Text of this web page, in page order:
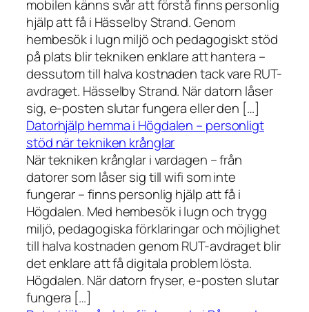
mobilen känns svår att förstå finns personlig
hjälp att få i Hässelby Strand. Genom
hembesök i lugn miljö och pedagogiskt stöd
på plats blir tekniken enklare att hantera –
dessutom till halva kostnaden tack vare RUT-
avdraget. Hässelby Strand. När datorn låser
sig, e-posten slutar fungera eller den […]
Datorhjälp hemma i Högdalen – personligt
stöd när tekniken krånglar
När tekniken krånglar i vardagen – från
datorer som låser sig till wifi som inte
fungerar – finns personlig hjälp att få i
Högdalen. Med hembesök i lugn och trygg
miljö, pedagogiska förklaringar och möjlighet
till halva kostnaden genom RUT-avdraget blir
det enklare att få digitala problem lösta.
Högdalen. När datorn fryser, e-posten slutar
fungera […]